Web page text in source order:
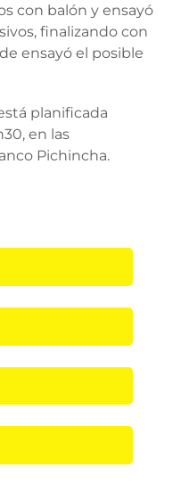
con balón y ensayó
finalizando con
ensayó el posible
planificada
en las
Pichincha.